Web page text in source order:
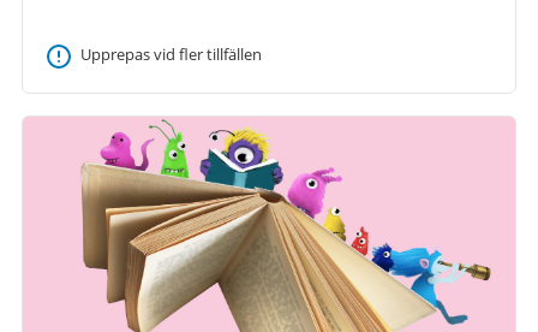
Upprepas vid fler tillfällen